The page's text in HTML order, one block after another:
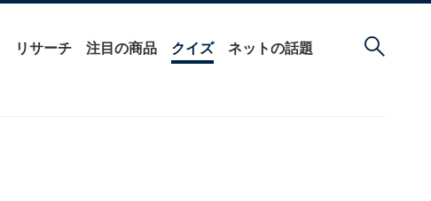
リサーチ 注目の商品 クイズ ネットの話題